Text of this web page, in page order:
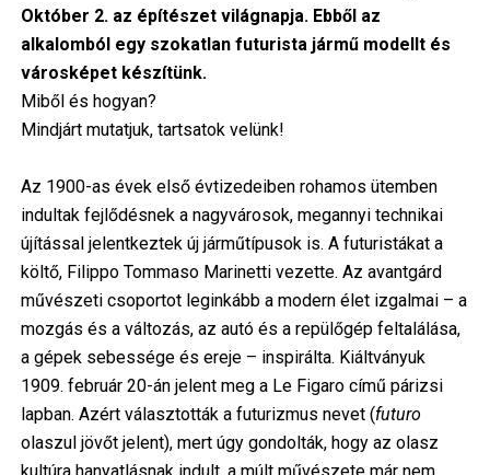
Október 2. az építészet világnapja. Ebből az
alkalomból egy szokatlan futurista jármű modellt és
városképet készítünk.
Miből és hogyan?
Mindjárt mutatjuk, tartsatok velünk!
Az 1900-as évek első évtizedeiben rohamos ütemben
indultak fejlődésnek a nagyvárosok, megannyi technikai
újítással jelentkeztek új járműtípusok is. A futuristákat a
költő, Filippo Tommaso Marinetti vezette. Az avantgárd
művészeti csoportot leginkább a modern élet izgalmai – a
mozgás és a változás, az autó és a repülőgép feltalálása,
a gépek sebessége és ereje – inspirálta. Kiáltványuk
1909. február 20-án jelent meg a Le Figaro című párizsi
lapban. Azért választották a futurizmus nevet (futuro
olaszul jövőt jelent), mert úgy gondolták, hogy az olasz